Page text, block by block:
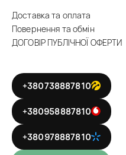
Доставка та оплата
Повернення та обмін
ДОГОВІР ПУБЛІЧНОЇ ОФЕРТИ
+380738887810
+380958887810
+380978887810